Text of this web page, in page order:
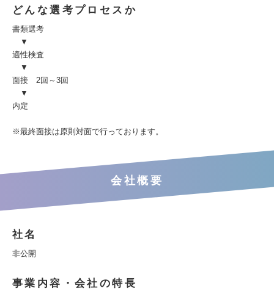
どんな選考プロセスか
書類選考
▼
適性検査
▼
面接 2回～3回
▼
内定
※最終面接は原則対面で行っております。
会社概要
社名
非公開
事業内容・会社の特長